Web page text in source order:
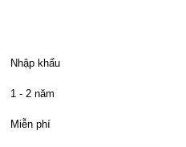
Nhập khẩu
1 - 2 năm
Miễn phí